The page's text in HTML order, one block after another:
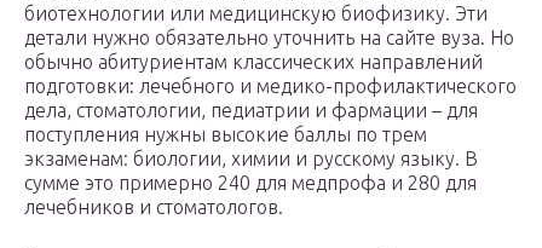
биотехнологии или медицинскую биофизику. Эти
детали нужно обязательно уточнить на сайте вуза. Но
обычно абитуриентам классических направлений
подготовки: лечебного и медико-профилактического
дела, стоматологии, педиатрии и фармации – для
поступления нужны высокие баллы по трем
экзаменам: биологии, химии и русскому языку. В
сумме это примерно 240 для медпрофа и 280 для
лечебников и стоматологов.